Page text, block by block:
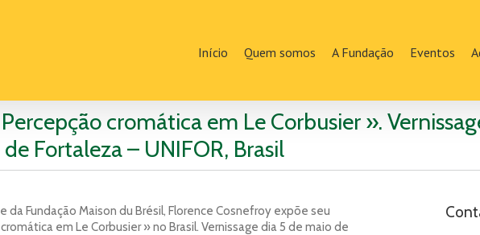
Início Quem somos A Fundação Eventos
cromática em Le Corbusier ».
Fortaleza – UNIFOR, Brasil
da Fundação Maison du Brésil, Florence Cosnefroy expõe seu
em Le Corbusier » no Brasil. Vernissage dia 5 de maio de